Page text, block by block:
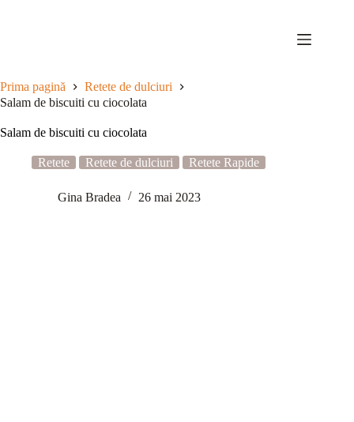
Prima pagină
Retete de dulciuri
Salam de biscuiti cu ciocolata
Salam de biscuiti cu ciocolata
Retete Retete de dulciuri Retete Rapide
Gina Bradea 26 mai 2023